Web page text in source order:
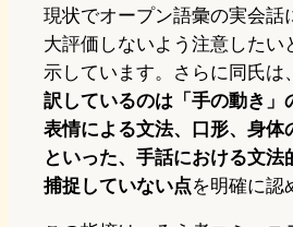
現状でオープン語彙の実会話
大評価しないよう注意したい
示しています。さらに同氏は、
訳しているのは「手の動き」
表情による文法、口形、身体
といった、手話における文法
捕捉していない点を明確に認